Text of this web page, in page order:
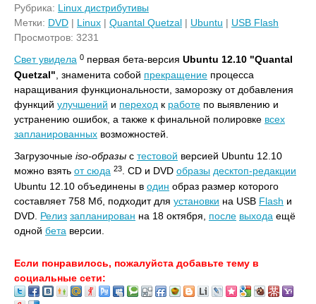
Рубрика: Linux дистрибутивы
Метки: DVD | Linux | Quantal Quetzal | Ubuntu | USB Flash
Просмотров: 3231
Свет увидела 0 первая бета-версия Ubuntu 12.10 "Quantal
Quetzal" , знаменита собой прекращение процесса
наращивания функциональности, заморозку от добавления
функций улучшений и переход к работе по выявлению и
устранению ошибок, а также к финальной полировке всех
запланированных возможностей.
Загрузочные iso-образы с тестовой версией Ubuntu 12.10
можно взять от сюда 23 . CD и DVD образы десктоп-редакции
Ubuntu 12.10 объединены в один образ размер которого
составляет 758 Мб, подходит для установки на USB Flash и
DVD. Релиз запланирован на 18 октября, после выхода ещё
одной бета версии.
Если понравилось, пожалуйста добавьте тему в
социальные сети: